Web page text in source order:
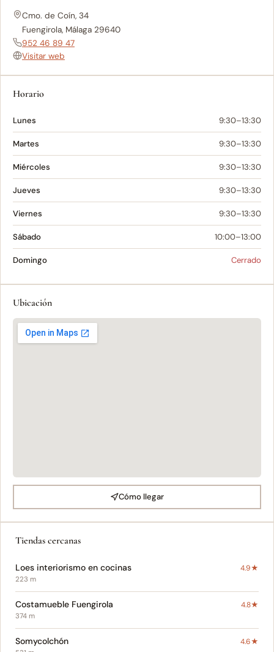
Cmo. de Coín, 34
Fuengirola, Málaga 29640
952 46 89 47
Visitar web
Horario
Lunes 9:30–13:30
Martes 9:30–13:30
Miércoles 9:30–13:30
Jueves 9:30–13:30
Viernes 9:30–13:30
Sábado 10:00–13:00
Domingo Cerrado
Ubicación
Cómo llegar
Tiendas cercanas
Loes interiorismo en cocinas 4.9★
223 m
Costamueble Fuengirola 4.8★
374 m
Somycolchón 4.6★